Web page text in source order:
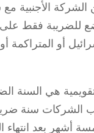
الشركة الأجنبية
للضريبة فقط على
أو المتراكمة
هي السنة
الشركات سنة
بعد انتهاء